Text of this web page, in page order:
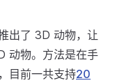
出了 3D 动物，让
动物。方法是在手
目前一共支持20